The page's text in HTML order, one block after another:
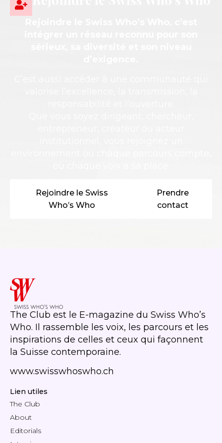
Rejoindre le Swiss
Who’s Who
Prendre
contact
The Club est le E-magazine du Swiss Who’s
Who. Il rassemble les voix, les parcours et les
inspirations de celles et ceux qui façonnent
la Suisse contemporaine.
www.swisswhoswho.ch
Lien utiles
The Club
About
Editorials